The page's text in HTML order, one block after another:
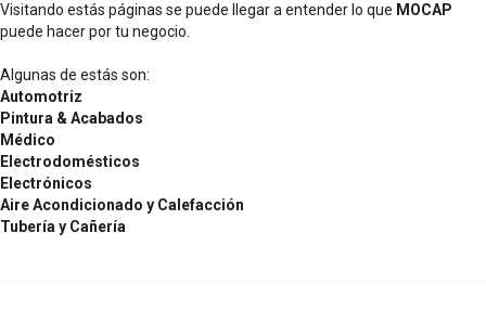
Visitando estás páginas se puede llegar a entender lo que MOCAP
puede hacer por tu negocio.
Algunas de estás son:
Automotriz
Pintura & Acabados
Médico
Electrodomésticos
Electrónicos
Aire Acondicionado y Calefacción
Tubería y Cañería